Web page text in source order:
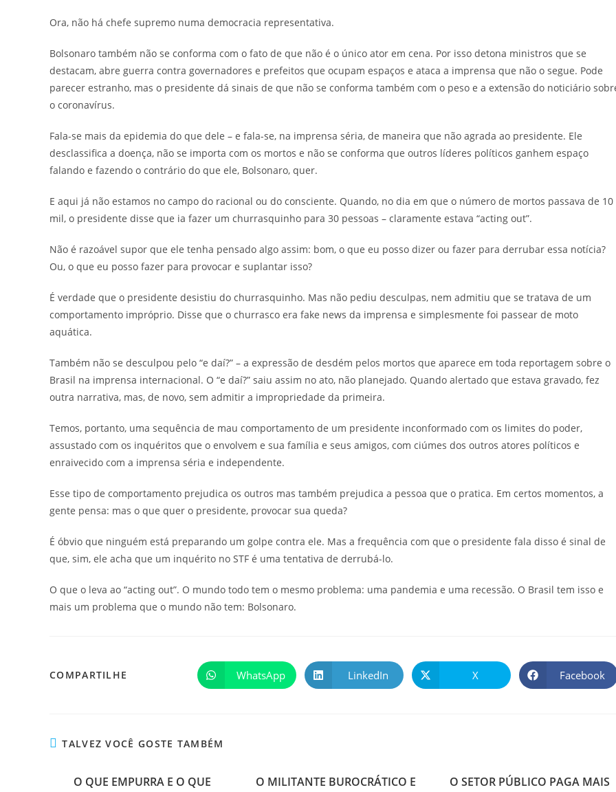
Ora, não há chefe supremo numa democracia representativa.
Bolsonaro também não se conforma com o fato de que não é o único ator em cena. Por isso detona ministros que se
destacam, abre guerra contra governadores e prefeitos que ocupam espaços e ataca a imprensa que não o segue. Pode
parecer estranho, mas o presidente dá sinais de que não se conforma também com o peso e a extensão do noticiário
o coronavírus.
Fala-se mais da epidemia do que dele – e fala-se, na imprensa séria, de maneira que não agrada ao presidente. Ele
desclassifica a doença, não se importa com os mortos e não se conforma que outros líderes políticos ganhem espaço
falando e fazendo o contrário do que ele, Bolsonaro, quer.
E aqui já não estamos no campo do racional ou do consciente. Quando, no dia em que o número de mortos passava de 10
mil, o presidente disse que ia fazer um churrasquinho para 30 pessoas – claramente estava “acting out”.
Não é razoável supor que ele tenha pensado algo assim: bom, o que eu posso dizer ou fazer para derrubar essa notícia?
Ou, o que eu posso fazer para provocar e suplantar isso?
É verdade que o presidente desistiu do churrasquinho. Mas não pediu desculpas, nem admitiu que se tratava de um
comportamento impróprio. Disse que o churrasco era fake news da imprensa e simplesmente foi passear de moto
aquática.
Também não se desculpou pelo “e daí?” – a expressão de desdém pelos mortos que aparece em toda reportagem sobre o
Brasil na imprensa internacional. O “e daí?” saiu assim no ato, não planejado. Quando alertado que estava gravado, fez
outra narrativa, mas, de novo, sem admitir a impropriedade da primeira.
Temos, portanto, uma sequência de mau comportamento de um presidente inconformado com os limites do poder,
assustado com os inquéritos que o envolvem e sua família e seus amigos, com ciúmes dos outros atores políticos e
enraivecido com a imprensa séria e independente.
Esse tipo de comportamento prejudica os outros mas também prejudica a pessoa que o pratica. Em certos momentos, a
gente pensa: mas o que quer o presidente, provocar sua queda?
É óbvio que ninguém está preparando um golpe contra ele. Mas a frequência com que o presidente fala disso é sinal de
que, sim, ele acha que um inquérito no STF é uma tentativa de derrubá-lo.
O que o leva ao “acting out”. O mundo todo tem o mesmo problema: uma pandemia e uma recessão. O Brasil tem isso e
mais um problema que o mundo não tem: Bolsonaro.
COMPARTILHE WhatsApp LinkedIn X Facebook
TALVEZ VOCÊ GOSTE TAMBÉM
O QUE EMPURRA E O QUE
O MILITANTE BUROCRÁTICO E
O SETOR PÚBLICO PAGA MAIS